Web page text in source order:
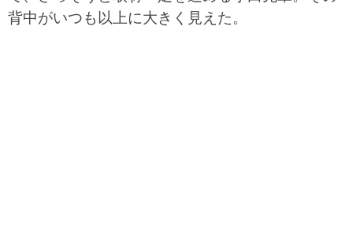
背中がいつも以上に大きく見えた。